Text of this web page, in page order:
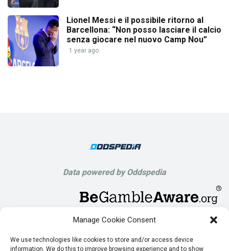
Manage Cookie Consent
We use technologies like cookies to store and/or access device
information. We do this to improve browsing experience and to show
Lionel Messi e il possibile ritorno al
Barcellona: “Non posso lasciare il calcio
senza giocare nel nuovo Camp Nou”
1 year ago
Data powered by Oddspedia